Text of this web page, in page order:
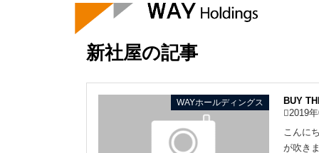
新社屋の記事
WAYホールディングス
BUY
2019
こんに
が吹き